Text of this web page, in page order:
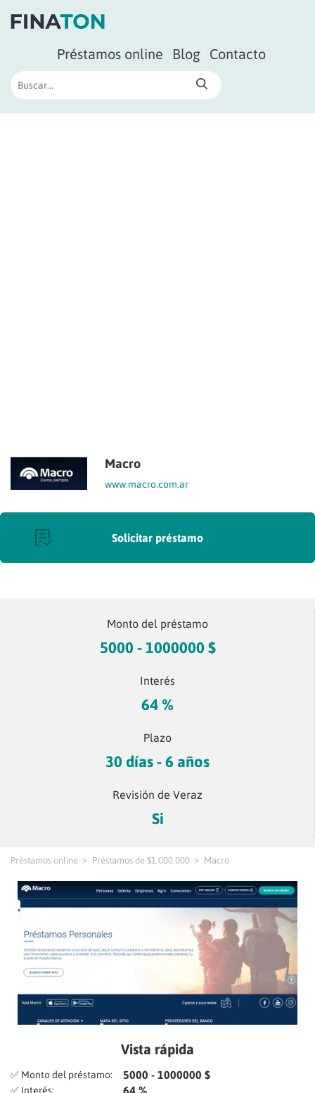
Préstamos online Blog Contacto
Macro
www.macro.com.ar
Solicitar préstamo
Monto del préstamo
5000 - 1000000 $
Interés
64 %
Plazo
30 días - 6 años
Revisión de Veraz
Si
Préstamos online Préstamos de $1.000.000 Macro
Vista rápida
✅ Monto del préstamo: 5000 - 1000000 $
✅ Interés: 64 %